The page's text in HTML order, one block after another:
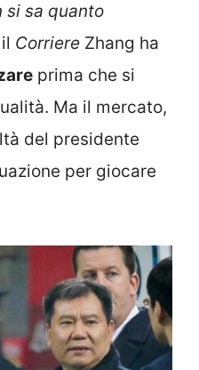
si sa quanto
Corriere Zhang ha
prima che si
Ma il mercato,
del presidente
per giocare